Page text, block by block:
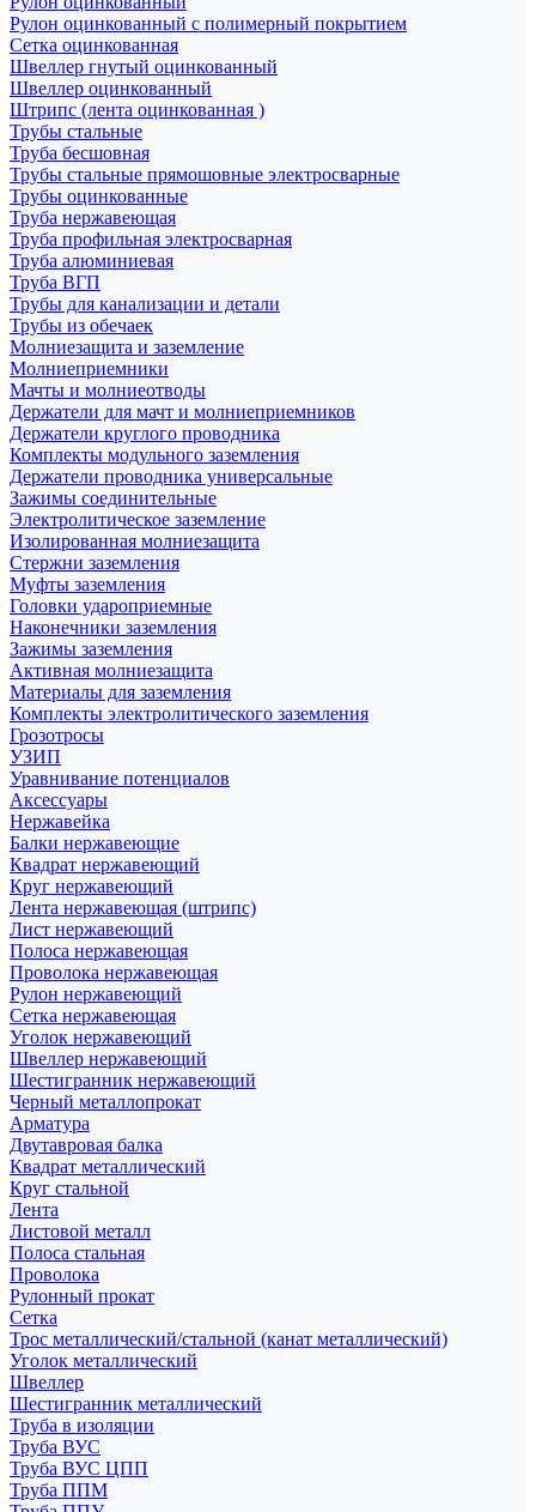
Рулон оцинкованный с полимерный покрытием
Сетка оцинкованная
Швеллер гнутый оцинкованный
Швеллер оцинкованный
Штрипс (лента оцинкованная )
Трубы стальные
Труба бесшовная
Трубы стальные прямошовные электросварные
Трубы оцинкованные
Труба нержавеющая
Труба профильная электросварная
Труба алюминиевая
Труба ВГП
Трубы для канализации и детали
Трубы из обечаек
Молниезащита и заземление
Молниеприемники
Мачты и молниеотводы
Держатели для мачт и молниеприемников
Держатели круглого проводника
Комплекты модульного заземления
Держатели проводника универсальные
Зажимы соединительные
Электролитическое заземление
Изолированная молниезащита
Стержни заземления
Муфты заземления
Головки удароприемные
Наконечники заземления
Зажимы заземления
Активная молниезащита
Материалы для заземления
Комплекты электролитического заземления
Грозотросы
УЗИП
Уравнивание потенциалов
Аксессуары
Нержавейка
Балки нержавеющие
Квадрат нержавеющий
Круг нержавеющий
Лента нержавеющая (штрипс)
Лист нержавеющий
Полоса нержавеющая
Проволока нержавеющая
Рулон нержавеющий
Сетка нержавеющая
Уголок нержавеющий
Швеллер нержавеющий
Шестигранник нержавеющий
Черный металлопрокат
Арматура
Двутавровая балка
Квадрат металлический
Круг стальной
Лента
Листовой металл
Полоса стальная
Проволока
Рулонный прокат
Сетка
Трос металлический/стальной (канат металлический)
Уголок металлический
Швеллер
Шестигранник металлический
Труба в изоляции
Труба ВУС
Труба ВУС ЦПП
Труба ППМ